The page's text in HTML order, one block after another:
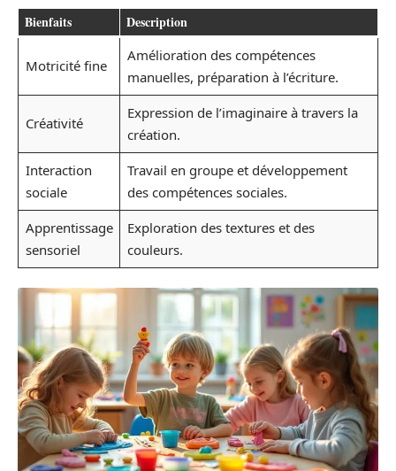
Bienfaits Description
Motricité fine
Amélioration des compétences
manuelles, préparation à l’écriture.
Créativité
Expression de l’imaginaire à travers la
création.
Interaction
sociale
Travail en groupe et développement
des compétences sociales.
Apprentissage
sensoriel
Exploration des textures et des
couleurs.